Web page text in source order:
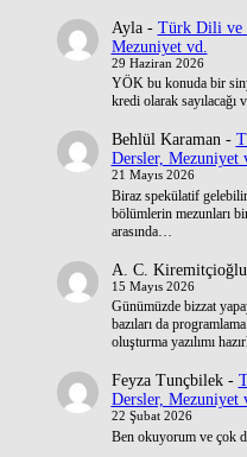
Ayla- Türk Dili ve
Mezuniyet vd.
29 Haziran 2026
YÖK bu konuda bir
kredi olarak
Behlül Karaman-
Dersler, Mezuniyet
21 Mayıs 2026
Biraz spekülatif
bölümlerin mezunları
arasında…
A. C. Kiremitçioğlu
15 Mayıs 2026
Günümüzde bizzat
bazıları da
oluşturma yazılımı
Feyza Tunçbilek-
Dersler, Mezuniyet
22 Şubat 2026
Ben okuyorum ve çok